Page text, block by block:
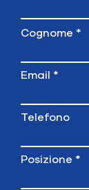
Cognome
Email
Telefono
Posizione